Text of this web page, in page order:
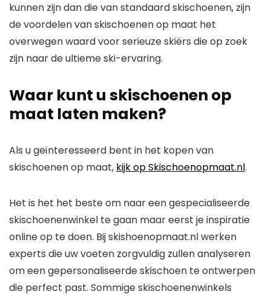
kunnen zijn dan die van standaard skischoenen, zijn
de voordelen van skischoenen op maat het
overwegen waard voor serieuze skiërs die op zoek
zijn naar de ultieme ski-ervaring.
Waar kunt u skischoenen op
maat laten maken?
Als u geïnteresseerd bent in het kopen van
skischoenen op maat, kijk op Skischoenopmaat.nl.
Het is het het beste om naar een gespecialiseerde
skischoenenwinkel te gaan maar eerst je inspiratie
online op te doen. Bij skishoenopmaat.nl werken
experts die uw voeten zorgvuldig zullen analyseren
om een ​​gepersonaliseerde skischoen te ontwerpen
die perfect past. Sommige skischoenenwinkels